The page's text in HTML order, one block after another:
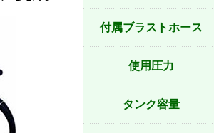
付属ブラストホース
使用圧力
タンク容量